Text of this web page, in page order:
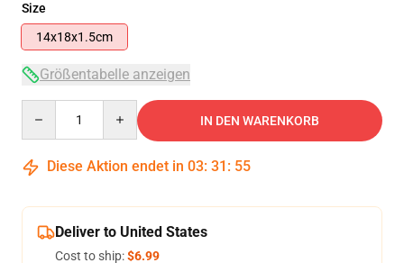
Size
14x18x1.5cm
Größentabelle anzeigen
IN DEN WARENKORB
Diese Aktion endet in 03: 31 : 54
Deliver to United States
Cost to ship:$6.99